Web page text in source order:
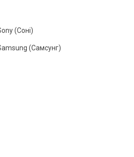
(Соні)
(Самсунг)